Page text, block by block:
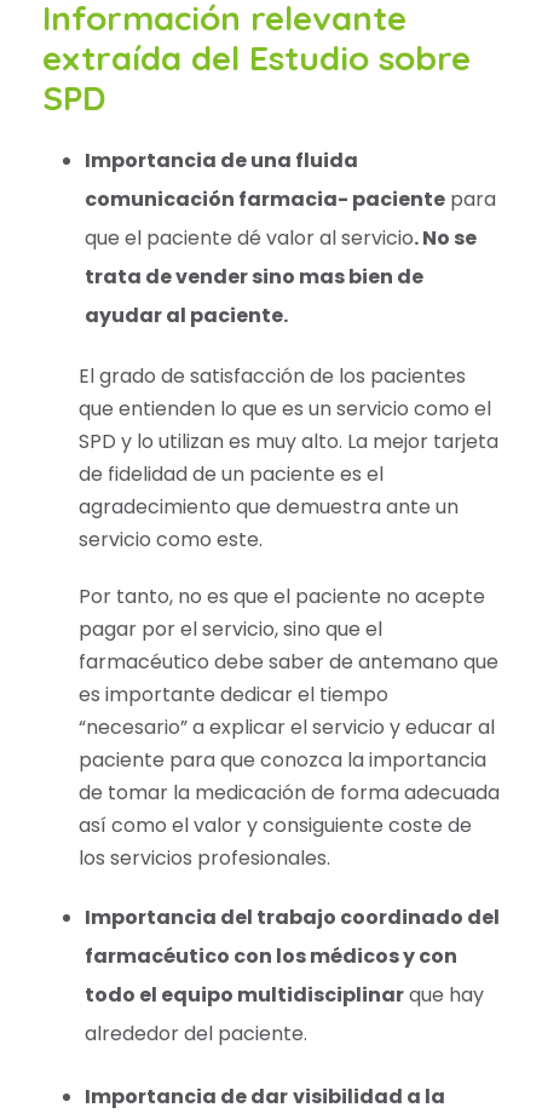
Información relevante
extraída del Estudio sobre
SPD
Importancia de una fluida
comunicación farmacia- paciente para
que el paciente dé valor al servicio. No se
trata de vender sino mas bien de
ayudar al paciente.
El grado de satisfacción de los pacientes
que entienden lo que es un servicio como el
SPD y lo utilizan es muy alto. La mejor tarjeta
de fidelidad de un paciente es el
agradecimiento que demuestra ante un
servicio como este.
Por tanto, no es que el paciente no acepte
pagar por el servicio, sino que el
farmacéutico debe saber de antemano que
es importante dedicar el tiempo
“necesario” a explicar el servicio y educar al
paciente para que conozca la importancia
de tomar la medicación de forma adecuada
así como el valor y consiguiente coste de
los servicios profesionales.
Importancia del trabajo coordinado del
farmacéutico con los médicos y con
todo el equipo multidisciplinarque hay
alrededor del paciente.
Importancia de darvisibilidad a la